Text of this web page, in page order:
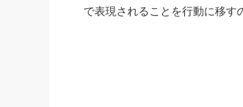
で表現されることを行動に移す